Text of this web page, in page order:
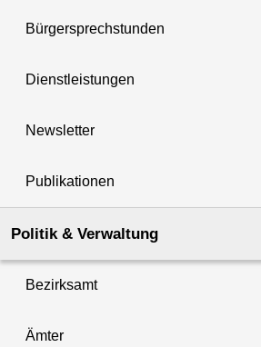
Bürgersprechstunden
Dienstleistungen
Newsletter
Publikationen
Politik & Verwaltung
Bezirksamt
Ämter